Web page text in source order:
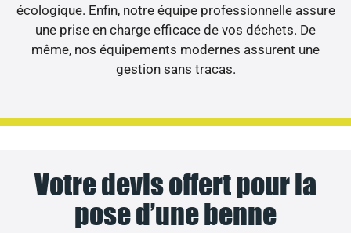
écologique. Enfin, notre équipe professionnelle assure
une prise en charge efficace de vos déchets. De
même, nos équipements modernes assurent une
gestion sans tracas.
Votre devis offert pour la
pose d’une benne